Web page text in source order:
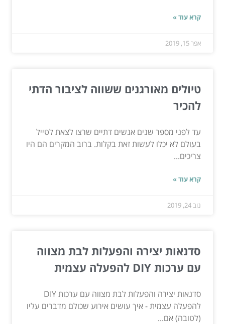
קרא עוד »
אפר 15, 2019
טיולים מאורגנים ששווה לציבור הדתי
להכיר
עד לפני מספר שנים אנשים דתיים שרצו לצאת לטייל
בעולם לא יכלו לעשות זאת בקלות. ברוב המקרים הם היו
צריכים...
קרא עוד »
נוב 24, 2019
סדנאות יצירה והפעלות לבת מצווה
עם ערכות DIY להפעלה עצמית
סדנאות יצירה והפעלות לבת מצווה עם ערכות DIY
להפעלה עצמית - איך עושים אירוע שכולם מדברים עליו
(לטובה) אם...